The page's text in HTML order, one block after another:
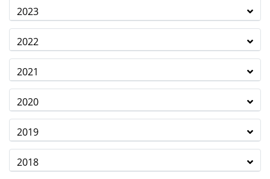
2023
2022
2021
2020
2019
2018